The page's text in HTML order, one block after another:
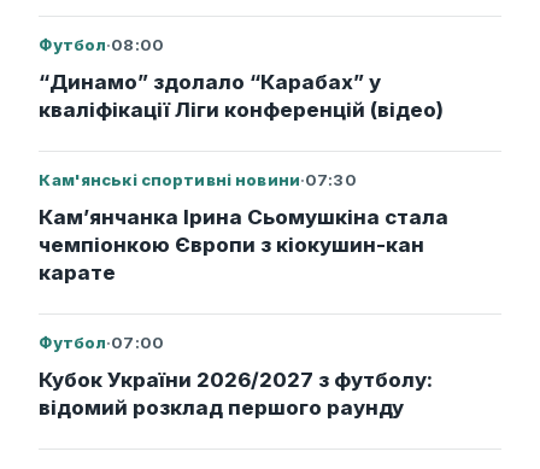
Футбол·08:00
“Динамо” здолало “Карабах” у
кваліфікації Ліги конференцій (відео)
Кам'янські спортивні новини·07:30
Кам’янчанка Ірина Сьомушкіна стала
чемпіонкою Європи з кіокушин-кан
карате
Футбол·07:00
Кубок України 2026/2027 з футболу:
відомий розклад першого раунду